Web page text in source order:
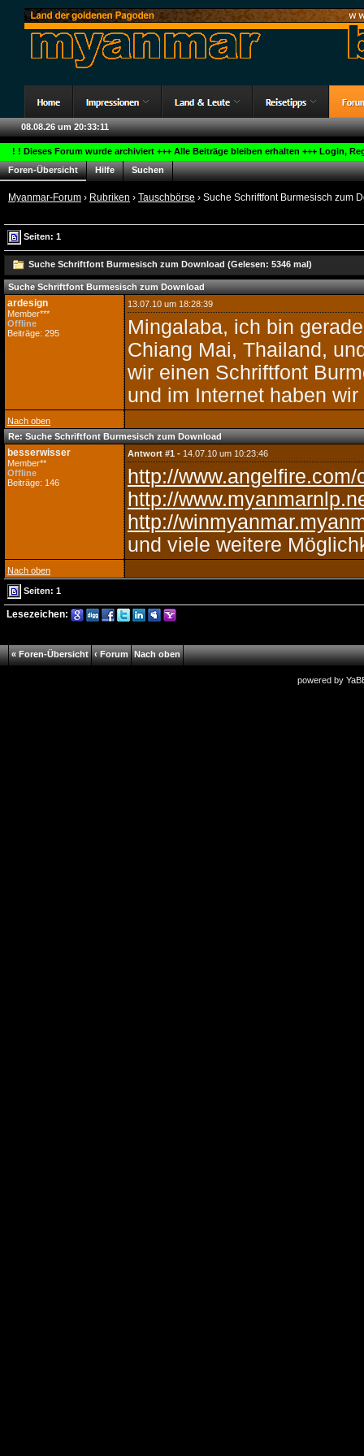
08.08.26 um 20:33:12
! ! Dieses Forum wurde archiviert +++ Alle Beiträge bleiben erhalten +++ Login,
Foren-Übersicht
Hilfe Suchen
Myanmar-Forum › Rubriken › Tauschbörse › Suche Schriftfont Burmesisch zum
Seiten: 1
Suche Schriftfont Burmesisch zum Download (Gelesen: 5346 mal)
Suche Schriftfont Burmesisch zum Download
ardesign
Member***
Offline
Beiträge: 295
13.07.10 um 18:28:39
Mingalaba, ich bin
Chiang Mai, Thailand,
wir einen Schriftfont
und im Internet haben
Nach oben
Re: Suche Schriftfont Burmesisch zum Download
besserwisser
Member**
Offline
Beiträge: 146
Antwort #1 - 14.07.10 um 10:23:46
http://
http://
http://
und viele weitere
Nach oben
Seiten: 1
Lesezeichen:
« Foren-Übersicht ‹ Forum Nach oben
powered by